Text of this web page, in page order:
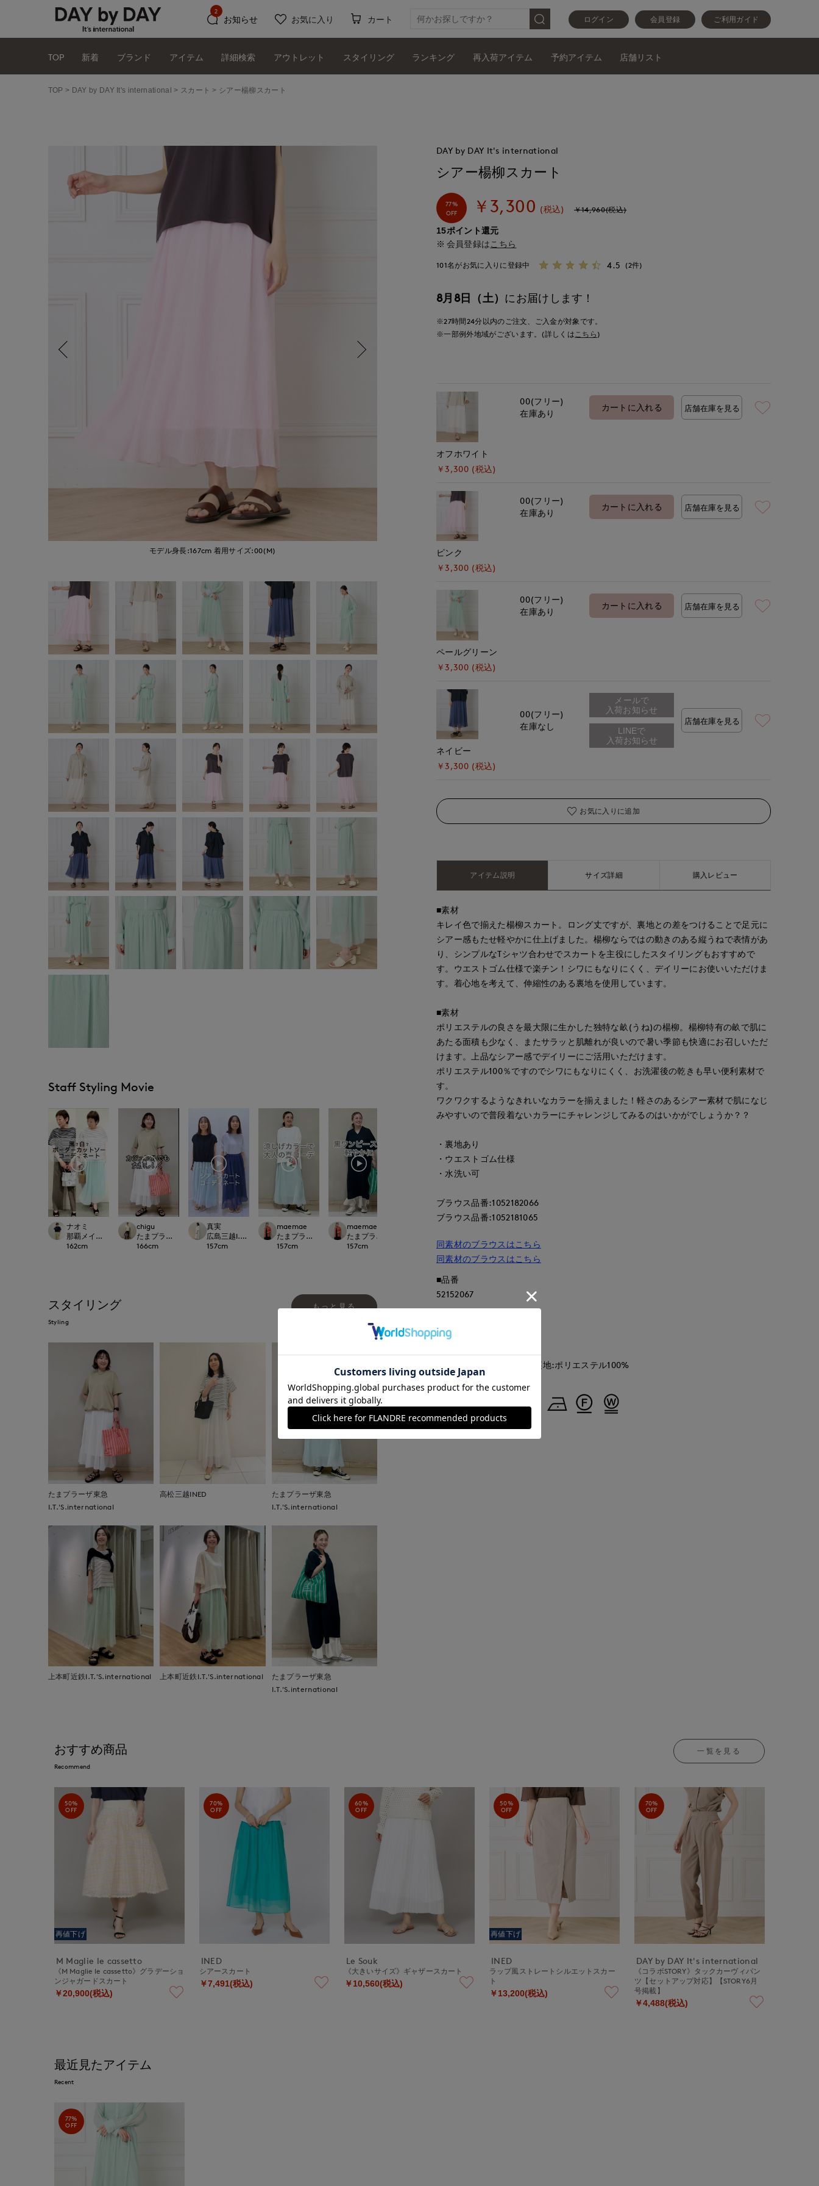
ログイン 会員登録 ご利用ガイド
お知らせ
2
お気に入り カート
TOP 新着 ブランド アイテム 詳細検索 アウトレット スタイリング ランキング 再入荷アイテム 予約アイテム 店舗リスト
TOP DAY by DAY It's international スカート シアー楊柳スカート
モデル身長:167cm 着用サイズ:00(M)
Staff Styling Movie
ナオミ
那覇メインプレイスI.T.'S.international
162cm
chigu
たまプラーザ東急I.T.'S.international
166cm
真実
広島三越I.T.'S.international
157cm
maemae
たまプラーザ東急I.T.'S.international
157cm
maemae
たまプラーザ東急I.T.'S.international
157cm
158cm
スタイリング
Styling
もっと見る
たまプラーザ東急
I.T.'S.international
高松三越INED
たまプラーザ東急
I.T.'S.international
上本町近鉄I.T.'S.international 上本町近鉄I.T.'S.international
たまプラーザ東急
I.T.'S.international
DAY by DAY It's international
シアー楊柳スカート
77%
OFF
￥3,300 (税込) ￥14,960(税込)
15ポイント還元
会員登録は こちら
101名がお気に入りに登録中 4.5 (2件)
8月8日（土） にお届けします！
※27時間24分以内のご注文、ご入金が対象です。
※一部例外地域がございます。(詳しくはこちら )
オフホワイト
￥3,300 (税込)
00(フリー)
在庫あり
カートに入れる 店舗在庫を見る
ピンク
￥3,300 (税込)
00(フリー)
在庫あり
カートに入れる 店舗在庫を見る
ペールグリーン
￥3,300 (税込)
00(フリー)
在庫あり
カートに入れる 店舗在庫を見る
ネイビー
￥3,300 (税込)
00(フリー)
在庫なし
メールで
入荷お知らせ
店舗在庫を見る
お気に入りに追加
アイテム説明 サイズ詳細 購入レビュー
■素材
キレイ色で揃えた楊柳スカート。ロング丈ですが、裏地との差をつけることで足元に
シアー感もたせ軽やかに仕上げました。楊柳ならではの動きのある縦うねで表情があ
り、シンプルなTシャツ合わせでスカートを主役にしたスタイリングもおすすめで
す。ウエストゴム仕様で楽チン！シワにもなりにくく、デイリーにお使いいただけま
す。着心地を考えて、伸縮性のある裏地を使用しています。
■素材
ポリエステルの良さを最大限に生かした独特な畝(うね)の楊柳。楊柳特有の畝で肌に
あたる面積も少なく、またサラッと肌離れが良いので暑い季節も快適にお召しいただ
けます。上品なシアー感でデイリーにご活用いただけます。
ポリエステル100％ですのでシワにもなりにくく、お洗濯後の乾きも早い便利素材で
す。
ワクワクするようなきれいなカラーを揃えました！軽さのあるシアー素材で肌になじ
みやすいので普段着ないカラーにチャレンジしてみるのはいかがでしょうか？？
・裏地あり
・ウエストゴム仕様
・水洗い可
ブラウス品番:1052182066
ブラウス品番:1052181065
同素材のブラウスはこちら
同素材のブラウスはこちら
■品番
52152067
中国製
表地:ポリエステル100% 裏地:ポリエステル100%
■取扱い方法
取り扱いについて
おすすめ商品
Recommend
一覧を見る
50%
OFF
再値下げ
M Maglie le cassetto
《M Maglie le cassetto》グラデーショ
ンジャガードスカート
￥20,900(税込)
70%
OFF
INED
シアースカート
￥7,491(税込)
60%
OFF
Le Souk
《大きいサイズ》ギャザースカート
￥10,560(税込)
50%
OFF
再値下げ
INED
ラップ風ストレートシルエットスカー
ト
￥13,200(税込)
70%
OFF
DAY by DAY It's international
《コラボSTORY》タックカーヴィパン
ツ【セットアップ対応】【STORY6月
号掲載】
￥4,488(税込)
最近見たアイテム
Recent
77%
OFF